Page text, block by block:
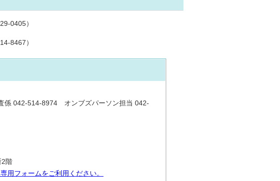
0405）
8467）
042-514-8974 オンブズパーソン担当 042-
階
用フォームをご利用ください。